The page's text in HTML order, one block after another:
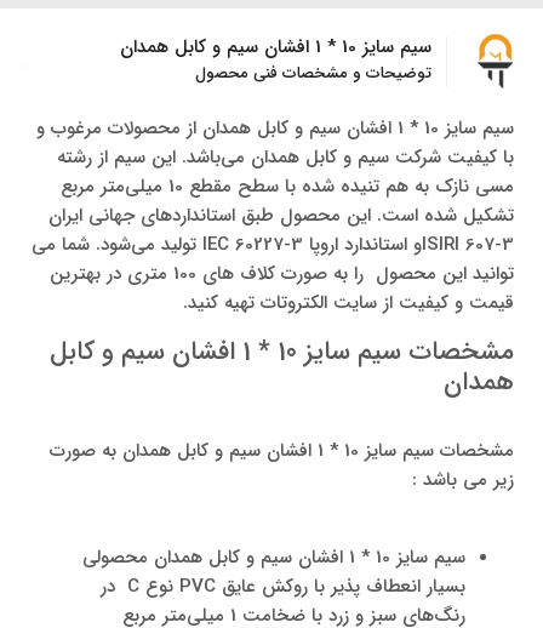
سیم سایز 10 * 1 افشان سیم و کابل همدان
توضیحات و مشخصات فنی محصول
سیم سایز 10 * 1 افشان سیم و کابل همدان از محصولات مرغوب و
با کیفیت شرکت سیم و کابل همدان می‌باشد. این سیم از رشته
مسی نازک به هم تنیده شده با سطح مقطع 10 میلی‌متر مربع
تشکیل شده است. این محصول طبق استانداردهای جهانی ایران
ISIRI 607-3و استاندارد اروپا IEC 60227-3 تولید می‌شود. شما می
توانید این محصول را به صورت کلاف های 100 متری در بهترین
قیمت و کیفیت از سایت الکتروتات تهیه کنید.
مشخصات سیم سایز 10 * 1 افشان سیم و کابل
همدان
مشخصات سیم سایز 10 * 1 افشان سیم و کابل همدان به صورت
زیر می باشد :
سیم سایز 10 * 1 افشان سیم و کابل همدان محصولی
بسیار انعطاف پذیر با روکش عایق PVC نوع C در
رنگ‌های سبز و زرد با ضخامت 1 میلی‌متر مربع